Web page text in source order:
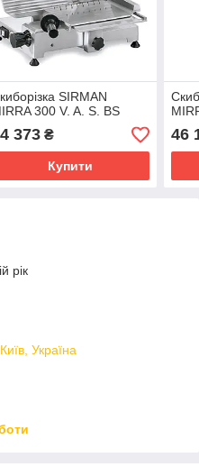
SIRMAN
300 V. A. S. BS
373₴
Купити
46
рік
Україна